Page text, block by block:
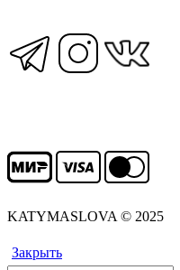
KATYMASLOVA © 2025
Закрыть